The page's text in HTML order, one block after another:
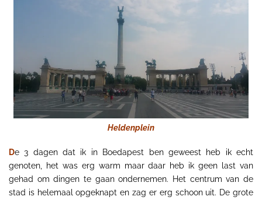
Heldenplein
De 3 dagen dat ik in Boedapest ben geweest heb ik echt
genoten, het was erg warm maar daar heb ik geen last van
gehad om dingen te gaan ondernemen. Het centrum van de
stad is helemaal opgeknapt en zag er erg schoon uit. De grote